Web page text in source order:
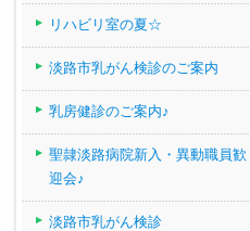
リハビリ室の夏☆
淡路市乳がん検診のご案内
乳房健診のご案内♪
聖隷淡路病院新入・異動職員歓
迎会♪
淡路市乳がん検診